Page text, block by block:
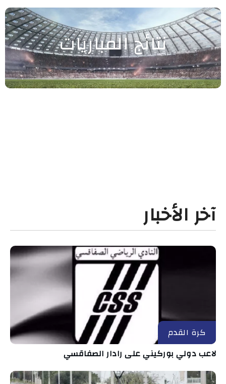
نتائج المباريات
آخر الأخبار
كرة القدم
لاعب دولي بوركيني على رادار الصفاقسي